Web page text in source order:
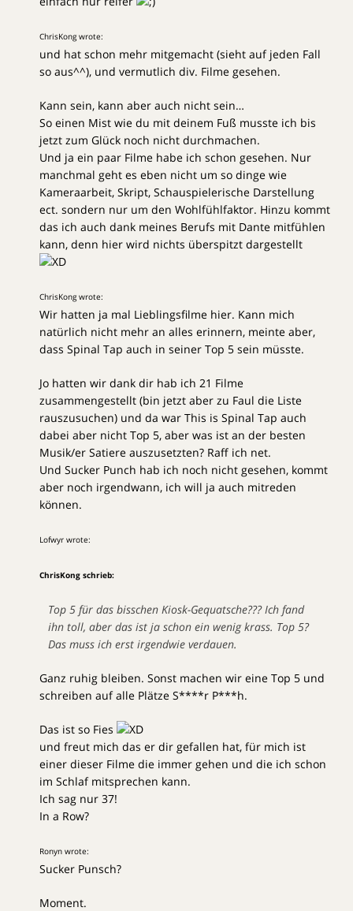
ChrisKong wrote:
und hat schon mehr mitgemacht (sieht auf jeden Fall
so aus^^), und vermutlich div. Filme gesehen.
Kann sein, kann aber auch nicht sein…
So einen Mist wie du mit deinem Fuß musste ich bis
jetzt zum Glück noch nicht durchmachen.
Und ja ein paar Filme habe ich schon gesehen. Nur
manchmal geht es eben nicht um so dinge wie
Kameraarbeit, Skript, Schauspielerische Darstellung
ect. sondern nur um den Wohlfühlfaktor. Hinzu kommt
das ich auch dank meines Berufs mit Dante mitfühlen
kann, denn hier wird nichts überspitzt dargestellt
ChrisKong wrote:
Wir hatten ja mal Lieblingsfilme hier. Kann mich
natürlich nicht mehr an alles erinnern, meinte aber,
dass Spinal Tap auch in seiner Top 5 sein müsste.
Jo hatten wir dank dir hab ich 21 Filme
zusammengestellt (bin jetzt aber zu Faul die Liste
rauszusuchen) und da war This is Spinal Tap auch
dabei aber nicht Top 5, aber was ist an der besten
Musik/er Satiere auszusetzten? Raff ich net.
Und Sucker Punch hab ich noch nicht gesehen, kommt
aber noch irgendwann, ich will ja auch mitreden
können.
Lofwyr wrote:
ChrisKong schrieb:
Top 5 für das bisschen Kiosk-Gequatsche??? Ich fand
ihn toll, aber das ist ja schon ein wenig krass. Top 5?
Das muss ich erst irgendwie verdauen.
Ganz ruhig bleiben. Sonst machen wir eine Top 5 und
schreiben auf alle Plätze S****r P***h.
Das ist so Fies
und freut mich das er dir gefallen hat, für mich ist
einer dieser Filme die immer gehen und die ich schon
im Schlaf mitsprechen kann.
Ich sag nur 37!
In a Row?
Ronyn wrote:
Sucker Punsch?
Moment.